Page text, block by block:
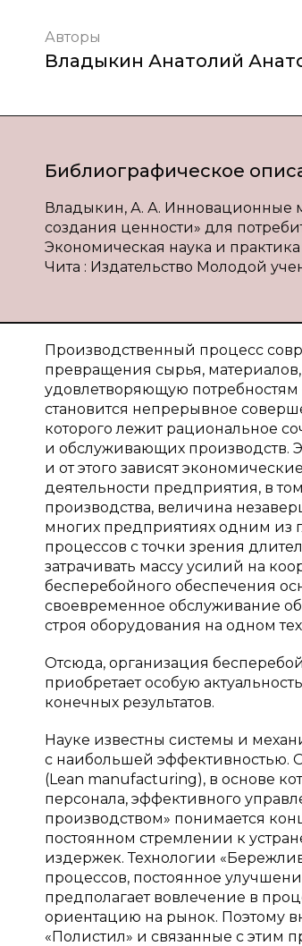
Авторы
Владыкин Анатолий
Библиографическое
Владыкин, А. А. Инновационные
создания ценности» для
Экономическая наука и
Чита : Издательство Молодой
Производственный процесс
превращения сырья,
удовлетворяющую потребностям
становится непрерывное
которого лежит рациональное
и обслуживающих производств.
и от этого зависят
деятельности предприятия, в
производства, величина
многих предприятиях одним из
процессов с точки зрения
затрачивать массу усилий на
бесперебойного обеспечения
своевременное обслуживание
строя оборудования на одном
Отсюда, организация
приобретает особую
конечных результатов.
Науке известны системы и
с наибольшей эффективностью.
(Lean manufacturing), в основе
персонала, эффективного
производством» понимается
постоянном стремлении к
издержек. Технологии
процессов, постоянное
предполагает вовлечение в
ориентацию на рынок. Поэтому
«Полистил» и связанные с этим